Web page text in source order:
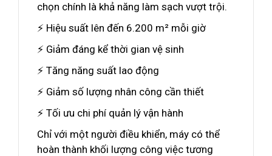
chọn chính là khả năng làm sạch vượt trội.
⚡ Hiệu suất lên đến 6.200 m² mỗi giờ
⚡ Giảm đáng kể thời gian vệ sinh
⚡ Tăng năng suất lao động
⚡ Giảm số lượng nhân công cần thiết
⚡ Tối ưu chi phí quản lý vận hành
Chỉ với một người điều khiển, máy có thể
hoàn thành khối lượng công việc tương